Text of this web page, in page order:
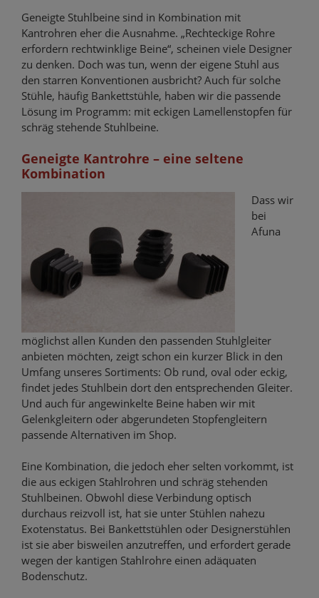
Geneigte Stuhlbeine sind in Kombination mit
Kantrohren eher die Ausnahme. „Rechteckige Rohre
erfordern rechtwinklige Beine“, scheinen viele Designer
zu denken. Doch was tun, wenn der eigene Stuhl aus
den starren Konventionen ausbricht? Auch für solche
Stühle, häufig Bankettstühle, haben wir die passende
Lösung im Programm: mit eckigen Lamellenstopfen für
schräg stehende Stuhlbeine.
Geneigte Kantrohre – eine seltene
Kombination
Dass wir
bei
Afuna
möglichst allen Kunden den passenden Stuhlgleiter
anbieten möchten, zeigt schon ein kurzer Blick in den
Umfang unseres Sortiments: Ob rund, oval oder eckig,
findet jedes Stuhlbein dort den entsprechenden Gleiter.
Und auch für angewinkelte Beine haben wir mit
Gelenkgleitern oder abgerundeten Stopfengleitern
passende Alternativen im Shop.
Eine Kombination, die jedoch eher selten vorkommt, ist
die aus eckigen Stahlrohren und schräg stehenden
Stuhlbeinen. Obwohl diese Verbindung optisch
durchaus reizvoll ist, hat sie unter Stühlen nahezu
Exotenstatus. Bei Bankettstühlen oder Designerstühlen
ist sie aber bisweilen anzutreffen, und erfordert gerade
wegen der kantigen Stahlrohre einen adäquaten
Bodenschutz.